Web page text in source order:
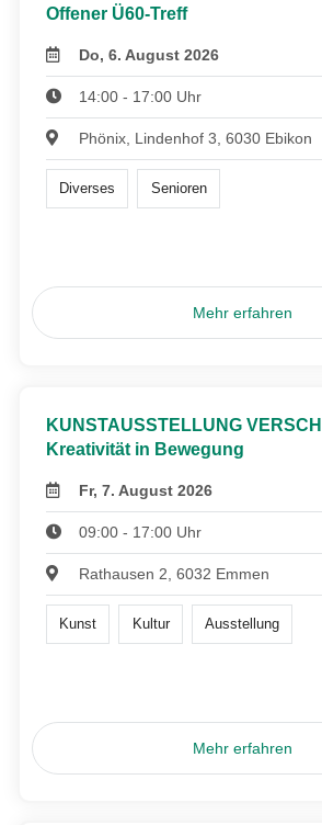
Offener Ü60-Treff
Do, 6. August 2026
14:00 - 17:00 Uhr
Phönix, Lindenhof 3, 6030 Ebikon
Diverses Senioren
Mehr erfahren
KUNSTAUSSTELLUNG
Kreativität in Bewegung
Fr, 7. August 2026
09:00 - 17:00 Uhr
Rathausen 2, 6032 Emmen
Kunst Kultur Ausstellung
Mehr erfahren